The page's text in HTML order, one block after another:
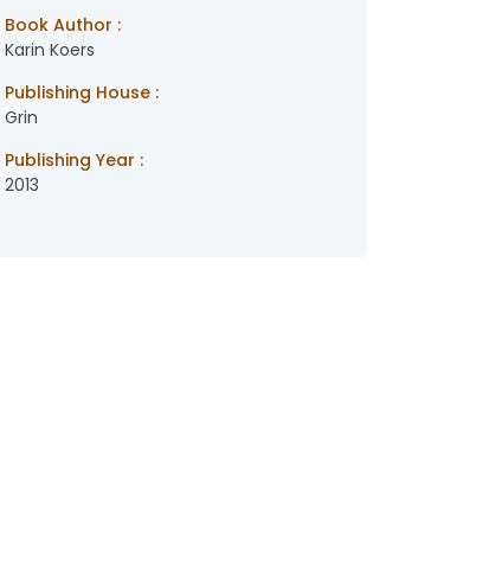
Book Author :
Karin Koers
Publishing House :
Grin
Publishing Year :
2013